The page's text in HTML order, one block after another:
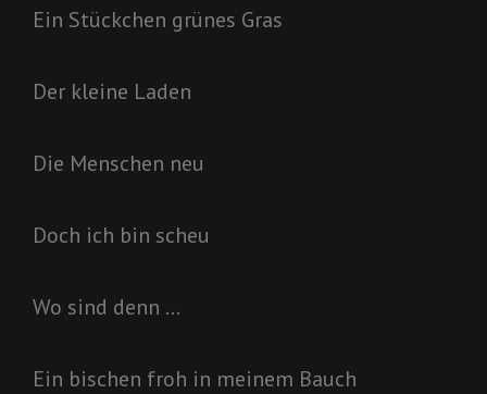
Ein Stückchen grünes Gras
Der kleine Laden
Die Menschen neu
Doch ich bin scheu
Wo sind denn …
Ein bischen froh in meinem Bauch